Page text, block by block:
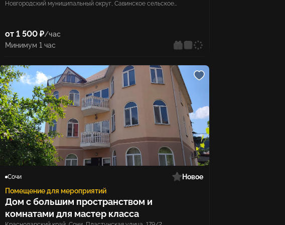
Новгородский муниципальный округ, Савинское сельское
от 1 500 ₽/час
Минимум 1 час
Сочи
Новое
Помещение для мероприятий
Дом с большим пространством и
комнатами для мастер класса